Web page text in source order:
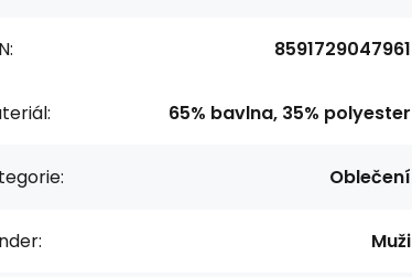
8591729047961
65% bavlna, 35% polyester
Oblečení
Muži